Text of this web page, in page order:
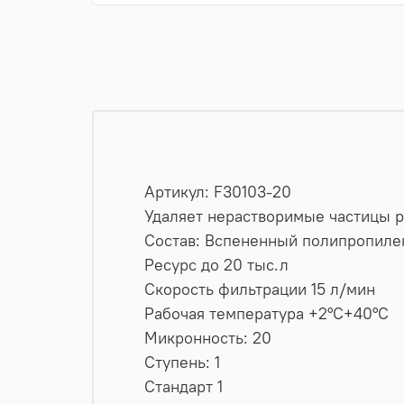
Артикул: F30103-20
Удаляет нерастворимые частицы
Состав: Вспененный
Ресурс до 20 тыс.л
Скорость фильтрации 15 л/мин
Рабочая температура +2°C+40°C
Микронность: 20
Ступень: 1
Стандарт 1